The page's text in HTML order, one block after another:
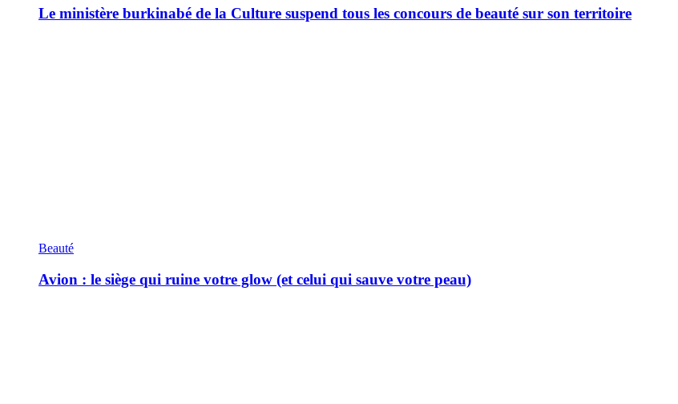
Le ministère burkinabé de la Culture suspend tous les concours de beauté sur son territoire
Beauté
Avion : le siège qui ruine votre glow (et celui qui sauve votre peau)